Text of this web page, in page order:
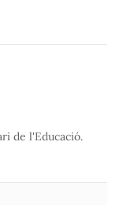
de l'Educació.